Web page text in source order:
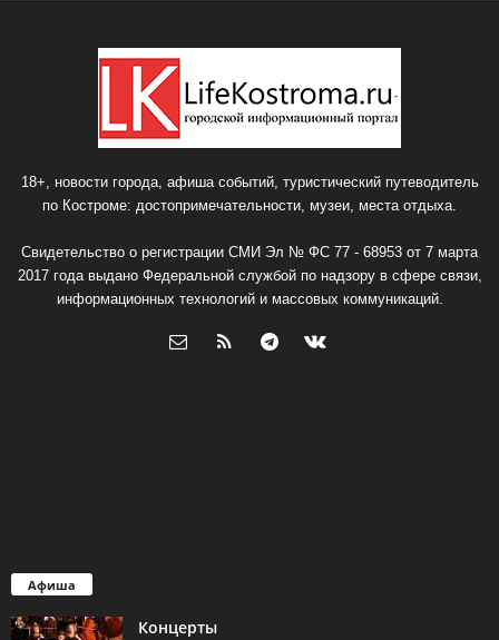
18+, новости города, афиша событий, туристический путеводитель
по Костроме: достопримечательности, музеи, места отдыха.
Свидетельство о регистрации СМИ Эл № ФС 77 - 68953 от 7 марта
2017 года выдано Федеральной службой по надзору в сфере связи,
информационных технологий и массовых коммуникаций.
Афиша
Концерты